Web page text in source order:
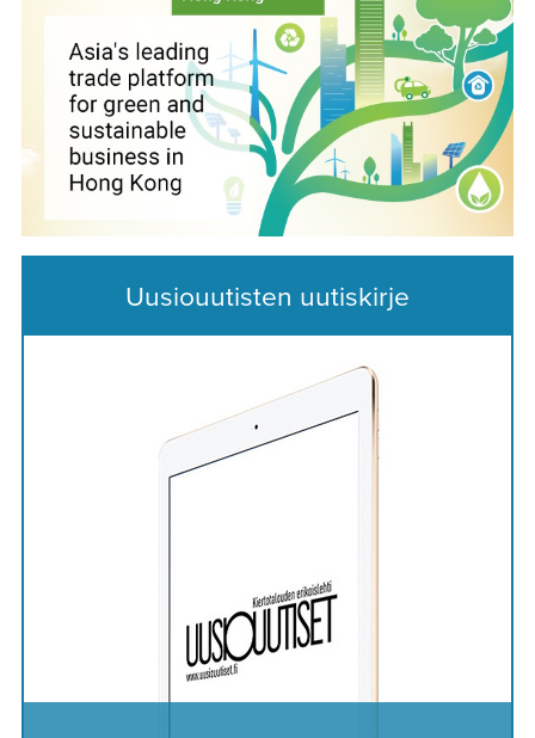
Uusiouutisten uutiskirje